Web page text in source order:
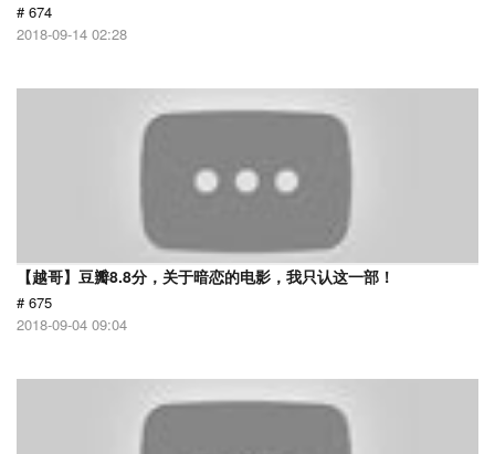
# 674
2018-09-14 02:28
【越哥】豆瓣8.8分，关于暗恋的电影，我只认这一部！
# 675
2018-09-04 09:04